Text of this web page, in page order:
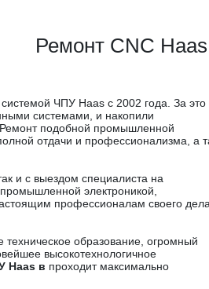
Ремонт CNC Haas
ЧПУ Haas с 2002 года. За это
системами, и накопили
. Ремонт подобной промышленной
отдачи и профессионализма, а
и с выездом специалиста на
электроникой,
профессионалам своего дела,
образование, огромный
высокотехнологичное
Haas в проходит максимально